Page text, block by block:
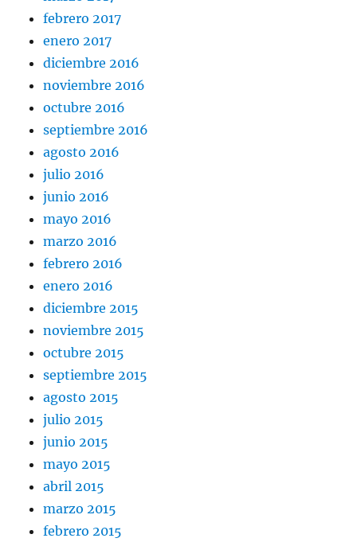
febrero 2017
enero 2017
diciembre 2016
noviembre 2016
octubre 2016
septiembre 2016
agosto 2016
julio 2016
junio 2016
mayo 2016
marzo 2016
febrero 2016
enero 2016
diciembre 2015
noviembre 2015
octubre 2015
septiembre 2015
agosto 2015
julio 2015
junio 2015
mayo 2015
abril 2015
marzo 2015
febrero 2015